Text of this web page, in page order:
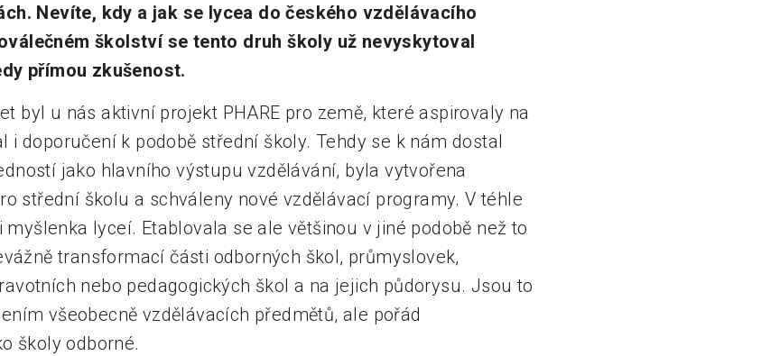
Nevíte, kdy a jak se lycea do českého vzdělávacího
školství se tento druh školy už nevyskytoval
přímou zkušenost.
byl u nás aktivní projekt PHARE pro země, které aspirovaly na
i doporučení k podobě střední školy. Tehdy se k nám dostal
jako hlavního výstupu vzdělávání, byla vytvořena
střední školu a schváleny nové vzdělávací programy. V téhle
lyceí. Etablovala se ale většinou v jiné podobě než to
transformací části odborných škol, průmyslovek,
nebo pedagogických škol a na jejich půdorysu. Jsou to
všeobecně vzdělávacích předmětů, ale pořád
školy odborné.